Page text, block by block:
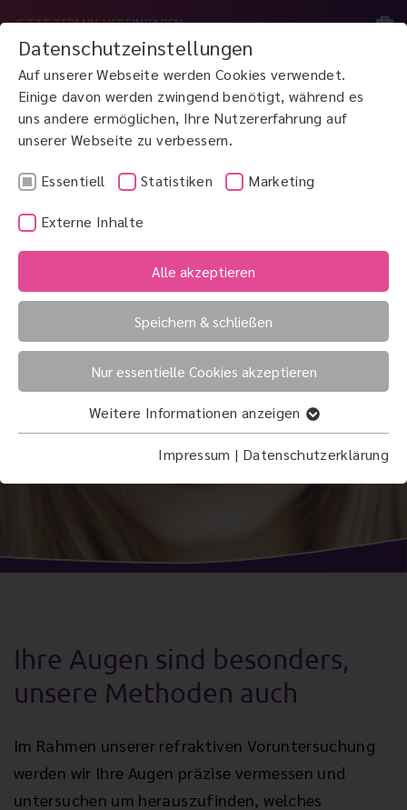
Datenschutzeinstellungen
Auf unserer Webseite werden Cookies verwendet.
Einige davon werden zwingend benötigt, während es
uns andere ermöglichen, Ihre Nutzererfahrung auf
unserer Webseite zu verbessern.
Essentiell Statistiken Marketing
Externe Inhalte
Alle akzeptieren
Speichern & schließen
Nur essentielle Cookies akzeptieren
Weitere Informationen anzeigen
Impressum | Datenschutzerklärung
JETZT TERMIN VEREINBAREN
JETZT ANRUFEN0800 3 100 900
Ihre Augen sind besonders,
unsere Methoden auch
Im Rahmen unserer refraktiven Voruntersuchung
werden wir Ihre Augen präzise vermessen und
untersuchen um herauszufinden, welches